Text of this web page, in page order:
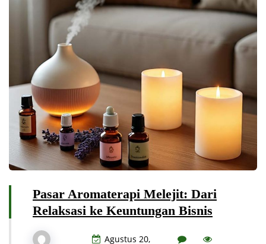
Pasar Aromaterapi Melejit: Dari
Relaksasi ke Keuntungan Bisnis
Agustus 20,